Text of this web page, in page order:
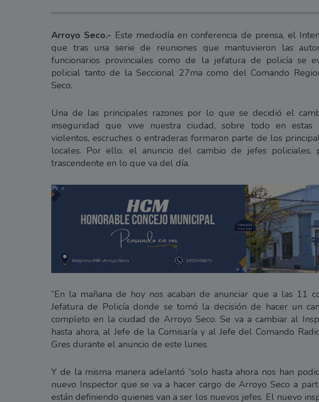
Arroyo Seco.- Este mediodía en conferencia de prensa, el
que tras una serie de reuniones que mantuvieron las
funcionarios provinciales como de la jefatura de policía se
policial tanto de la Seccional 27ma como del Comando
Seco.
Una de las principales razones por lo que se decidió el
inseguridad que vive nuestra ciudad, sobre todo en estas
violentos, escruches o entraderas formaron parte de los
locales. Por ello, el anuncio del cambio de jefes policiales,
trascendente en lo que va del día.
“En la mañana de hoy nos acaban de anunciar que a las 11
Jefatura de Policía donde se tomó la decisión de hacer un
completo en la ciudad de Arroyo Seco. Se va a cambiar al
hasta ahora, al Jefe de la Comisaría y al Jefe del Comando
Gres durante el anuncio de este lunes.
Y de la misma manera adelantó “solo hasta ahora nos han
nuevo Inspector que se va a hacer cargo de Arroyo Seco a
están definiendo quienes van a ser los nuevos jefes. El nuevo